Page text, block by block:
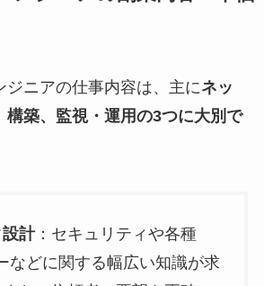
ジニアの仕事内容は、主にネッ
構築、監視・運用の3つに大別で
計：セキュリティや各種
などに関する幅広い知識が求